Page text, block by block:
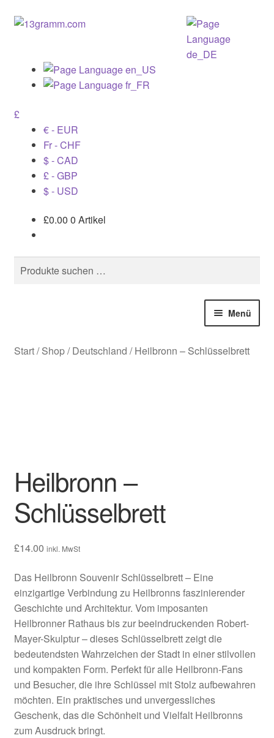
£
€ - EUR
Fr - CHF
$ - CAD
£ - GBP
$ - USD
£0.00 0 Artikel
Suchen
nach:
Suchen
Menü
Sonderanfertigungen
Stadt Souvenire
Alle Produkte
Start/Shop/Deutschland /Heilbronn – Schlüsselbrett
Heilbronn –
Schlüsselbrett
£14.00 inkl. MwSt
Das Heilbronn Souvenir Schlüsselbrett – Eine
einzigartige Verbindung zu Heilbronns faszinierender
Geschichte und Architektur. Vom imposanten
Heilbronner Rathaus bis zur beeindruckenden Robert-
Mayer-Skulptur – dieses Schlüsselbrett zeigt die
bedeutendsten Wahrzeichen der Stadt in einer stilvollen
und kompakten Form. Perfekt für alle Heilbronn-Fans
und Besucher, die ihre Schlüssel mit Stolz aufbewahren
möchten. Ein praktisches und unvergessliches
Geschenk, das die Schönheit und Vielfalt Heilbronns
zum Ausdruck bringt.